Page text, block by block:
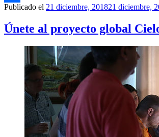
Compartir
Publicado el 21 diciembre, 201821 diciembre,
Únete al proyecto global